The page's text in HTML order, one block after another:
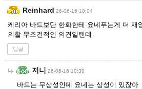
Reinhard 26-06-16 10:04
케리아 바드보단 한화한테 요네푸는게 더 재
의할 무조건적인 의견일텐데
답글
저니 26-06-16 10:30
바드는 무상성인데 요네는 상성이 있잖아